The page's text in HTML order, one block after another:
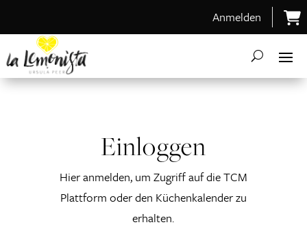
Anmelden
Einloggen
Hier anmelden, um Zugriff auf die TCM
Plattform oder den Küchenkalender zu
erhalten.